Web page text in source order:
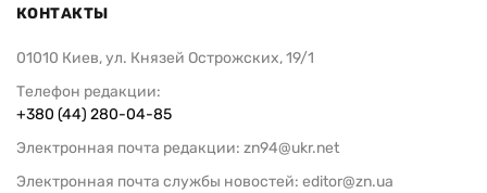
КОНТАКТЫ
01010 Киев, ул. Князей Острожских, 19/1
Телефон редакции:
+380 (44) 280-04-85
Электронная почта редакции: zn94@ukr.net
Электронная почта службы новостей: editor@zn.ua